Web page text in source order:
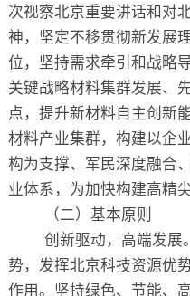
次视察北京重要讲话和对
神，坚定不移贯彻新发展
位，坚持需求牵引和战略
关键战略材料集群发展、
点，提升新材料自主创新
材料产业集群，构建以企
构为支撑、军民深度融合
业体系，为加快构建高精
（二）基本原则
创新驱动，高端发展。
势，发挥北京科技资源优
作用。坚持绿色、节能、